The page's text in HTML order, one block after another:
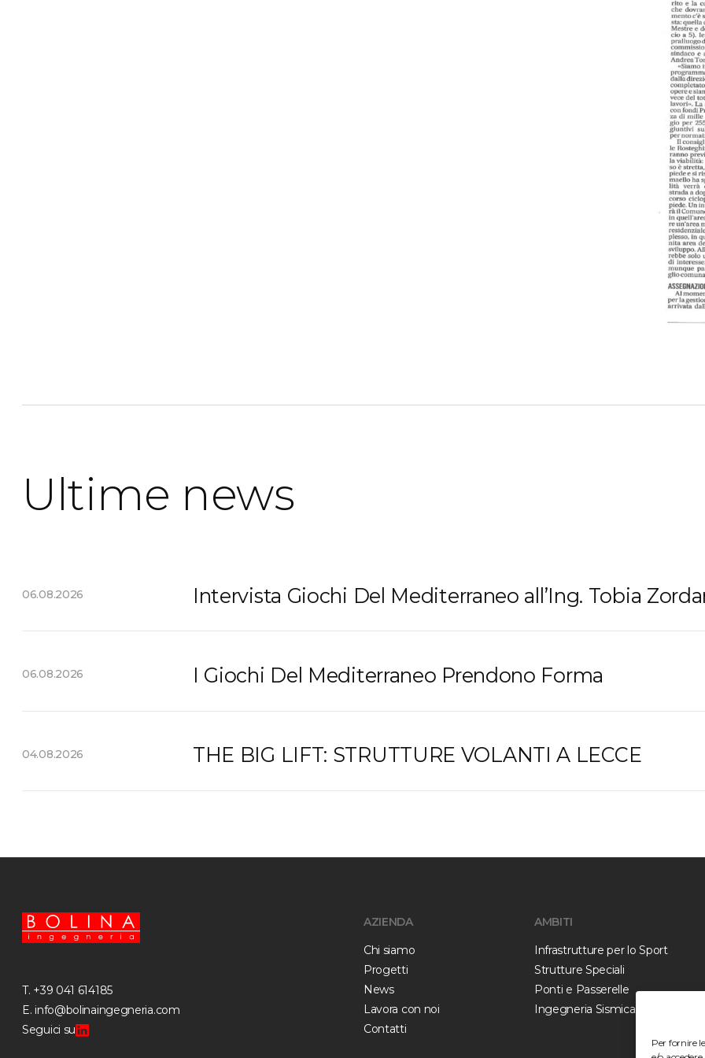
Per fornire
Ultime news
06.08.2026 Intervista Giochi Del Mediterraneo all’Ing. Tobia
06.08.2026 I Giochi Del Mediterraneo Prendono Forma
04.08.2026 THE BIG LIFT: STRUTTURE VOLANTI A LECCE
T. +39 041 614185
E. info@bolinaingegneria.com
Seguici su
AZIENDA
Chi siamo
Progetti
News
Lavora con noi
Contatti
AMBITI
Infrastrutture per lo Sport
Strutture Speciali
Ponti e Passerelle
Ingegneria Sismica